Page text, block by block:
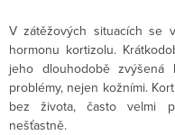
V zátěžových situacích se
hormonu kortizolu.
jeho dlouhodobě
problémy, nejen kožními.
bez života, často velmi
nešťastně.